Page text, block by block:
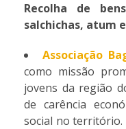
Recolha de
salchichas, atum
Associação
como missão
jovens da região
de carência
social no território.